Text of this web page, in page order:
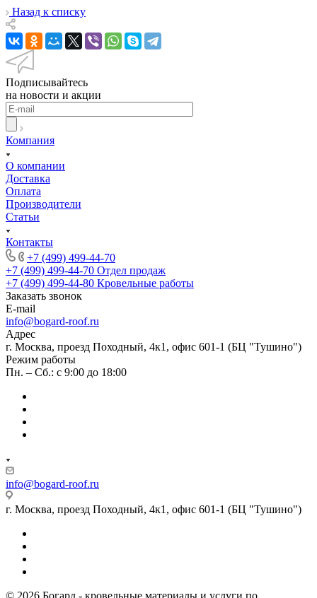
Назад к списку
Подписывайтесь
на новости и акции
Компания
О компании
Доставка
Оплата
Производители
Статьи
Контакты
+7 (499) 499-44-70
+7 (499) 499-44-70 Отдел продаж
+7 (499) 499-44-80 Кровельные работы
Заказать звонок
E-mail
info@bogard-roof.ru
Адрес
г. Москва, проезд Походный, 4к1, офис 601-1 (БЦ "Тушино")
Режим работы
Пн. – Сб.: с 9:00 до 18:00
info@bogard-roof.ru
г. Москва, проезд Походный, 4к1, офис 601-1 (БЦ "Тушино")
© 2026 Богард - кровельные материалы и услуги по